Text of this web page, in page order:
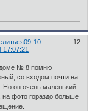
12
09-10-
17:07:21
№ 8 помню
со входом почти на
Но он очень маленький
на фото гораздо больше